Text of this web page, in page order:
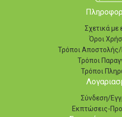
Σχετικά με
Όροι
Τρόποι
Τρόποι
Τρόποι
Σύνδεση/
Εκπτώσεις-